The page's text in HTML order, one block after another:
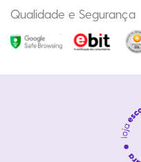
Qualidade e Segurança